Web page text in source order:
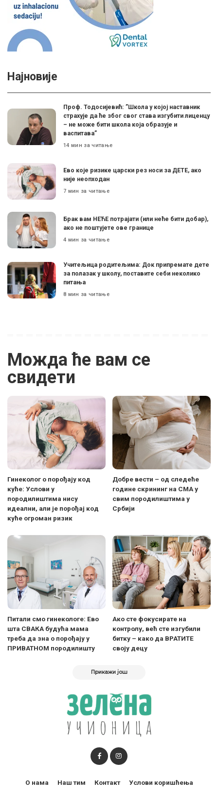
Најновије
Проф. Тодосијевић: ”Школа у којој наставник
страхује да ће због свог става изгубити лиценцу
– не може бити школа која образује и
васпитава”
14 мин за читање
Ево које ризике царски рез носи за ДЕТЕ, ако
није неопходан
7 мин за читање
Брак вам НЕЋЕ потрајати (или неће бити добар),
ако не поштујете ове границе
4 мин за читање
Учитељица родитељима: Док припремате дете
за полазак у школу, поставите себи неколико
питања
8 мин за читање
Можда ће вам се
свидети
Гинеколог о порођају код
куће: Услови у
породилиштима нису
идеални, али је порођај код
куће огроман ризик
Добре вести – од следеће
године скрининг на СМА у
свим породилиштима у
Србији
Питали смо гинекологе: Ево
шта СВАКА будућа мама
треба да зна о порођају у
ПРИВАТНОМ породилишту
Ако сте фокусирате на
контролу, већ сте изгубили
битку – како да ВРАТИТЕ
своју децу
Прикажи још
О нама Наш тим Контакт Услови коришћења